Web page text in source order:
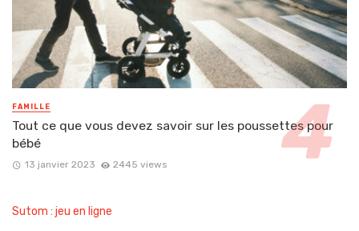
FAMILLE
Tout ce que vous devez savoir sur les poussettes pour
bébé
13 janvier 2023 2445 views
Sutom : jeu en ligne